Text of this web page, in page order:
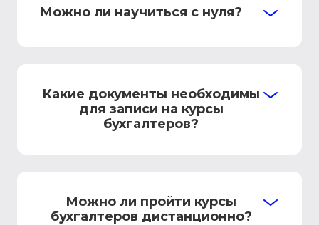
Можно ли научиться с нуля?
Какие документы необходимы
для записи на курсы
бухгалтеров?
Можно ли пройти курсы
бухгалтеров дистанционно?